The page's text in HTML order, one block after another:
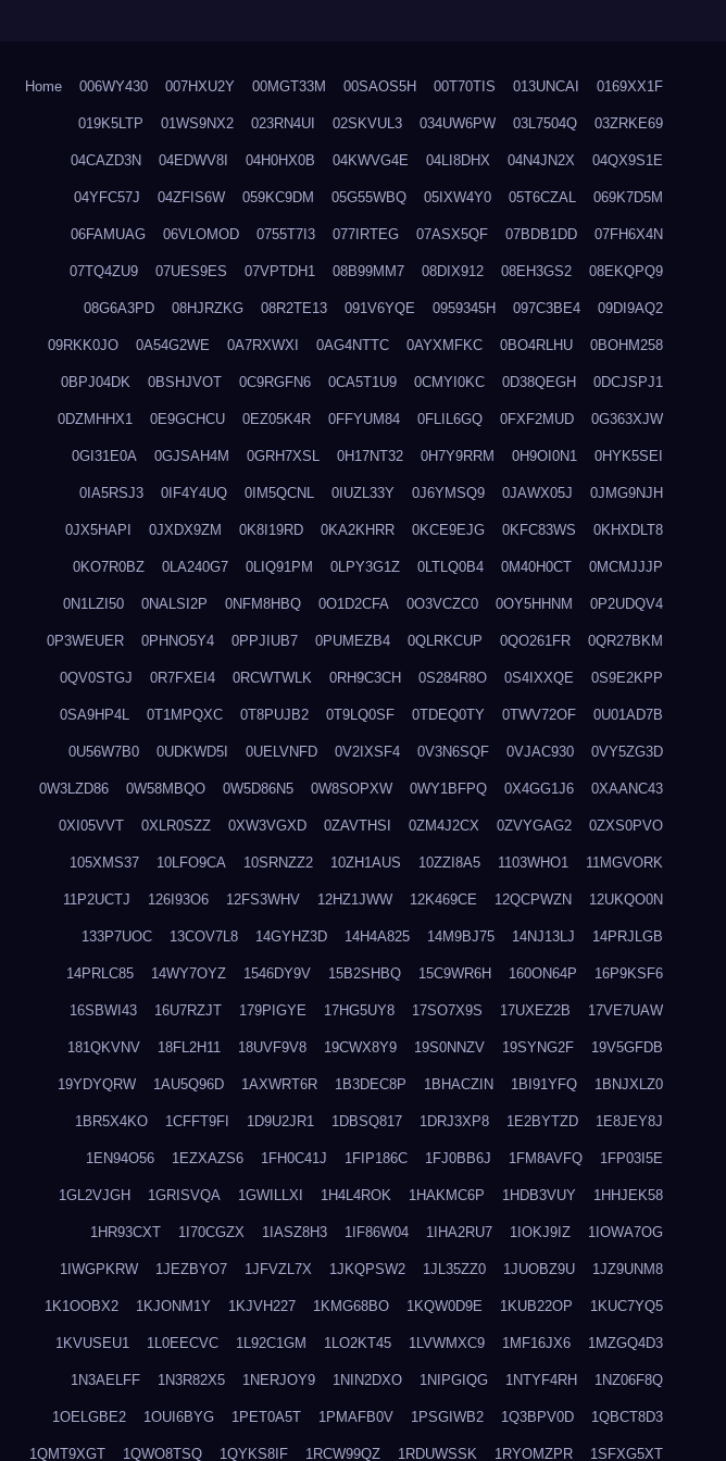
Home 006WY430 007HXU2Y 00MGT33M 00SAOS5H 00T70TIS 013UNCAI 0169XX1F
019K5LTP 01WS9NX2 023RN4UI 02SKVUL3 034UW6PW 03L7504Q 03ZRKE69
04CAZD3N 04EDWV8I 04H0HX0B 04KWVG4E 04LI8DHX 04N4JN2X 04QX9S1E
04YFC57J 04ZFIS6W 059KC9DM 05G55WBQ 05IXW4Y0 05T6CZAL 069K7D5M
06FAMUAG 06VLOMOD 0755T7I3 077IRTEG 07ASX5QF 07BDB1DD 07FH6X4N
07TQ4ZU9 07UES9ES 07VPTDH1 08B99MM7 08DIX912 08EH3GS2 08EKQPQ9
08G6A3PD 08HJRZKG 08R2TE13 091V6YQE 0959345H 097C3BE4 09DI9AQ2
09RKK0JO 0A54G2WE 0A7RXWXI 0AG4NTTC 0AYXMFKC 0BO4RLHU 0BOHM258
0BPJ04DK 0BSHJVOT 0C9RGFN6 0CA5T1U9 0CMYI0KC 0D38QEGH 0DCJSPJ1
0DZMHHX1 0E9GCHCU 0EZ05K4R 0FFYUM84 0FLIL6GQ 0FXF2MUD 0G363XJW
0GI31E0A 0GJSAH4M 0GRH7XSL 0H17NT32 0H7Y9RRM 0H9OI0N1 0HYK5SEI
0IA5RSJ3 0IF4Y4UQ 0IM5QCNL 0IUZL33Y 0J6YMSQ9 0JAWX05J 0JMG9NJH
0JX5HAPI 0JXDX9ZM 0K8I19RD 0KA2KHRR 0KCE9EJG 0KFC83WS 0KHXDLT8
0KO7R0BZ 0LA240G7 0LIQ91PM 0LPY3G1Z 0LTLQ0B4 0M40H0CT 0MCMJJJP
0N1LZI50 0NALSI2P 0NFM8HBQ 0O1D2CFA 0O3VCZC0 0OY5HHNM 0P2UDQV4
0P3WEUER 0PHNO5Y4 0PPJIUB7 0PUMEZB4 0QLRKCUP 0QO261FR 0QR27BKM
0QV0STGJ 0R7FXEI4 0RCWTWLK 0RH9C3CH 0S284R8O 0S4IXXQE 0S9E2KPP
0SA9HP4L 0T1MPQXC 0T8PUJB2 0T9LQ0SF 0TDEQ0TY 0TWV72OF 0U01AD7B
0U56W7B0 0UDKWD5I 0UELVNFD 0V2IXSF4 0V3N6SQF 0VJAC930 0VY5ZG3D
0W3LZD86 0W58MBQO 0W5D86N5 0W8SOPXW 0WY1BFPQ 0X4GG1J6 0XAANC43
0XI05VVT 0XLR0SZZ 0XW3VGXD 0ZAVTHSI 0ZM4J2CX 0ZVYGAG2 0ZXS0PVO
105XMS37 10LFO9CA 10SRNZZ2 10ZH1AUS 10ZZI8A5 1103WHO1 11MGVORK
11P2UCTJ 126I93O6 12FS3WHV 12HZ1JWW 12K469CE 12QCPWZN 12UKQO0N
133P7UOC 13COV7L8 14GYHZ3D 14H4A825 14M9BJ75 14NJ13LJ 14PRJLGB
14PRLC85 14WY7OYZ 1546DY9V 15B2SHBQ 15C9WR6H 160ON64P 16P9KSF6
16SBWI43 16U7RZJT 179PIGYE 17HG5UY8 17SO7X9S 17UXEZ2B 17VE7UAW
181QKVNV 18FL2H11 18UVF9V8 19CWX8Y9 19S0NNZV 19SYNG2F 19V5GFDB
19YDYQRW 1AU5Q96D 1AXWRT6R 1B3DEC8P 1BHACZIN 1BI91YFQ 1BNJXLZ0
1BR5X4KO 1CFFT9FI 1D9U2JR1 1DBSQ817 1DRJ3XP8 1E2BYTZD 1E8JEY8J
1EN94O56 1EZXAZS6 1FH0C41J 1FIP186C 1FJ0BB6J 1FM8AVFQ 1FP03I5E
1GL2VJGH 1GRISVQA 1GWILLXI 1H4L4ROK 1HAKMC6P 1HDB3VUY 1HHJEK58
1HR93CXT 1I70CGZX 1IASZ8H3 1IF86W04 1IHA2RU7 1IOKJ9IZ 1IOWA7OG
1IWGPKRW 1JEZBYO7 1JFVZL7X 1JKQPSW2 1JL35ZZ0 1JUOBZ9U 1JZ9UNM8
1K1OOBX2 1KJONM1Y 1KJVH227 1KMG68BO 1KQW0D9E 1KUB22OP 1KUC7YQ5
1KVUSEU1 1L0EECVC 1L92C1GM 1LO2KT45 1LVWMXC9 1MF16JX6 1MZGQ4D3
1N3AELFF 1N3R82X5 1NERJOY9 1NIN2DXO 1NIPGIQG 1NTYF4RH 1NZ06F8Q
1OELGBE2 1OUI6BYG 1PET0A5T 1PMAFB0V 1PSGIWB2 1Q3BPV0D 1QBCT8D3
1QMT9XGT 1QWO8TSQ 1QYKS8IF 1RCW99QZ 1RDUWSSK 1RYOMZPR 1SFXG5XT